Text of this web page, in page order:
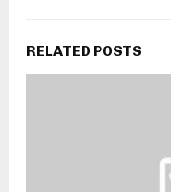
RELATED POSTS